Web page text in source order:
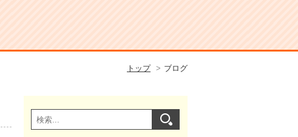
トップ ブログ